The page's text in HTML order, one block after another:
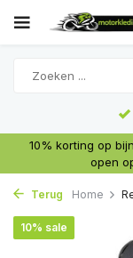
10% korting op
open
Terug Home
10% sale